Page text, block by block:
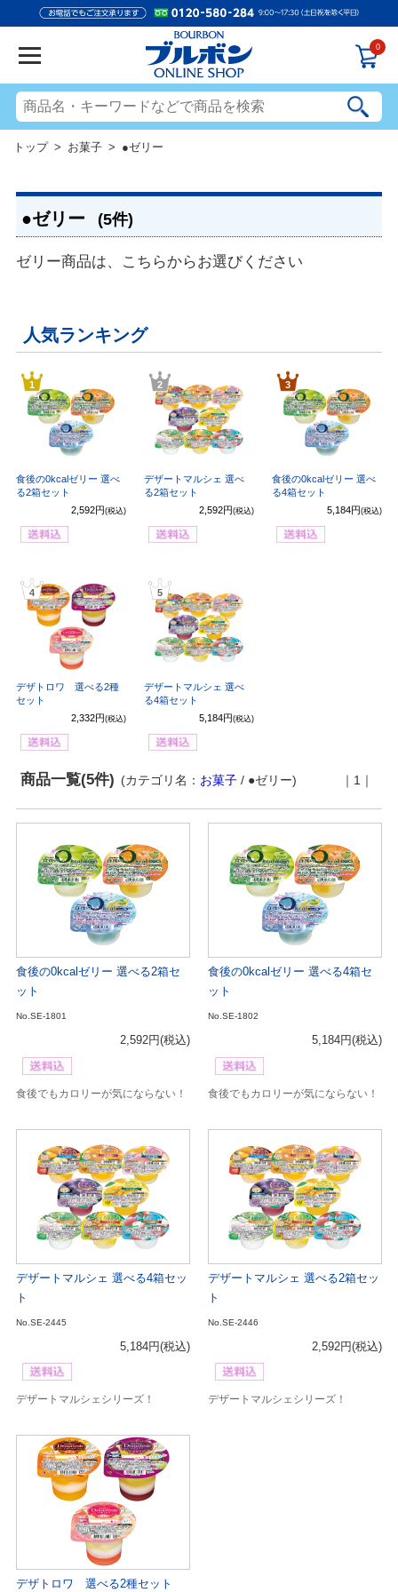
0
トップ> お菓子 > ●ゼリー
●ゼリー (5件)
ゼリー商品は、こちらからお選びください
人気ランキング
1
食後の0kcalゼリー 選べ
る2箱セット
2,592円 (税込)
2
デザートマルシェ 選べ
る2箱セット
2,592円 (税込)
3
食後の0kcalゼリー 選べ
る4箱セット
5,184円(税込)
4
デザトロワ 選べる2種
セット
2,332円 (税込)
5
デザートマルシェ 選べ
る4箱セット
5,184円 (税込)
商品一覧(5件) ｜1｜
(カテゴリ名： お菓子/ ●ゼリー)
食後の0kcalゼリー 選べる2箱セ
ット
No.SE-1801
2,592円(税込)
食後でもカロリーが気にならない！
食後の0kcalゼリー 選べる4箱セ
ット
No.SE-1802
5,184円(税込)
食後でもカロリーが気にならない！
デザートマルシェ 選べる4箱セッ
ト
No.SE-2445
5,184円(税込)
デザートマルシェシリーズ！
デザートマルシェ 選べる2箱セッ
ト
No.SE-2446
2,592円(税込)
デザートマルシェシリーズ！
デザトロワ 選べる2種セット